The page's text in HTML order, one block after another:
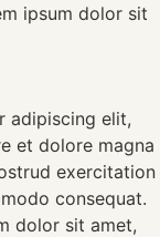
ipsum dolor sit
adipiscing elit,
et dolore magna
exercitation
consequat.
dolor sit amet,